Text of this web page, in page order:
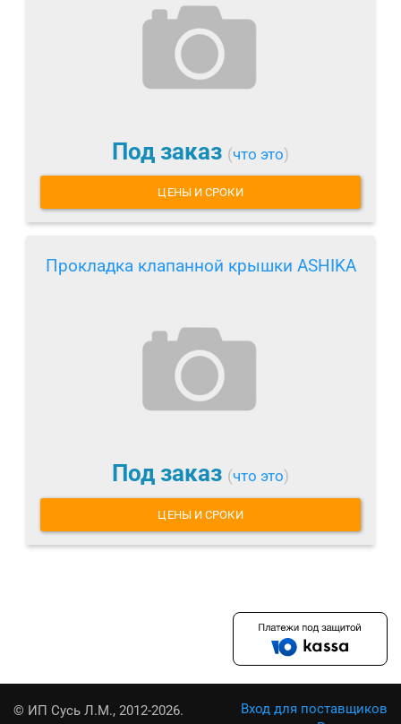
Под заказ (что это)
ЦЕНЫ И СРОКИ
Прокладка клапанной крышки ASHIKA
Под заказ (что это)
ЦЕНЫ И СРОКИ
© ИП Сусь Л.М., 2012-2026.
Вход для поставщиков